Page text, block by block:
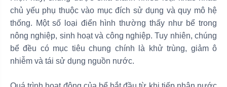
chủ yếu phụ thuộc vào mục đích sử dụng và quy mô hệ
thống. Một số loại điển hình thường thấy như bể trong
nông nghiệp, sinh hoạt và công nghiệp. Tuy nhiên, chúng
bể đều có mục tiêu chung chính là khử trùng, giảm ô
nhiễm và tái sử dụng nguồn nước.